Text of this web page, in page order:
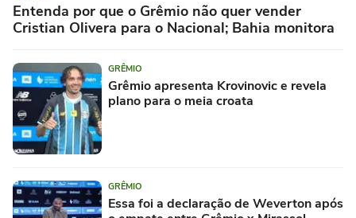
Entenda por que o Grêmio não quer vender
Cristian Olivera para o Nacional; Bahia monitora
GRÊMIO
Grêmio apresenta Krovinovic e revela
plano para o meia croata
GRÊMIO
Essa foi a declaração de Weverton após